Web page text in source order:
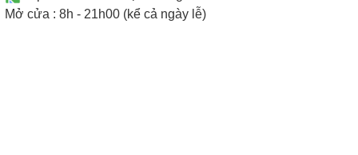
Mở cửa : 8h - 21h00 (kể cả ngày lễ)